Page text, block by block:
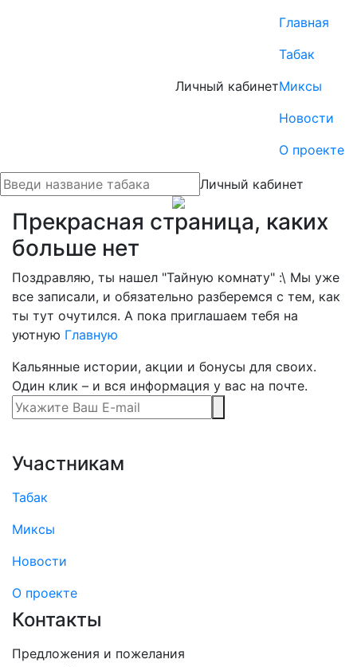
Личный кабинет
Главная
Табак
Миксы
Новости
О проекте
Личный кабинет
Прекрасная страница, каких
больше нет
Поздравляю, ты нашел "Тайную комнату" :\ Мы уже
все записали, и обязательно разберемся с тем, как
ты тут очутился. А пока приглашаем тебя на
уютную Главную
Кальянные истории, акции и бонусы для своих.
Один клик – и вся информация у вас на почте.
Участникам
Табак
Миксы
Новости
О проекте
Контакты
Предложения и пожелания